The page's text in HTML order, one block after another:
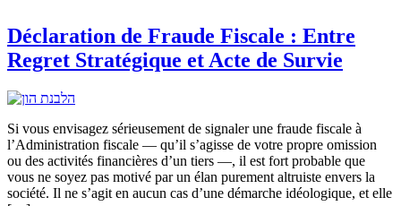
Déclaration de Fraude Fiscale : Entre
Regret Stratégique et Acte de Survie
Si vous envisagez sérieusement de signaler une fraude fiscale à
l’Administration fiscale — qu’il s’agisse de votre propre omission
ou des activités financières d’un tiers —, il est fort probable que
vous ne soyez pas motivé par un élan purement altruiste envers la
société. Il ne s’agit en aucun cas d’une démarche idéologique, et elle